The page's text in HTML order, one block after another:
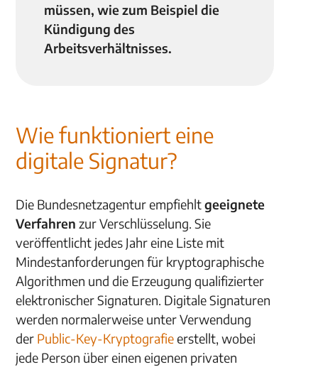
müssen, wie zum Beispiel die
Kündigung des
Arbeitsverhältnisses.
Wie funktioniert eine
digitale Signatur?
Die Bundesnetzagentur empfiehltgeeignete
Verfahren zur Verschlüsselung. Sie
veröffentlicht jedes Jahr eine Liste mit
Mindestanforderungen für kryptographische
Algorithmen und die Erzeugung qualifizierter
elektronischer Signaturen. Digitale Signaturen
werden normalerweise unter Verwendung
der Public-Key-Kryptografieerstellt, wobei
jede Person über einen eigenen privaten